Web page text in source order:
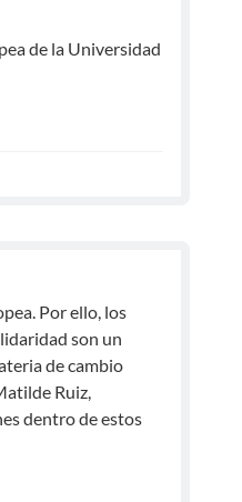
de la Universidad
Por ello, los
son un
de cambio
Ruiz,
dentro de estos